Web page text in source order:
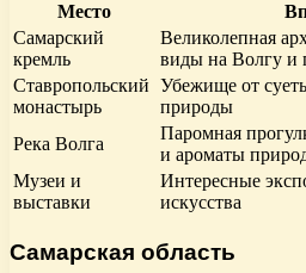
Место
Самарский
кремль
Великолепная
виды на Волгу и
Ставропольский
монастырь
Убежище от
природы
Река Волга
Паромная
и ароматы
Музеи и
выставки
Интересные
искусства
Самарская область